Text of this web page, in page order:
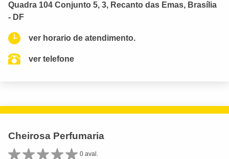
Quadra 104 Conjunto 5, 3, Recanto das Emas, Brasília
- DF
ver horario de atendimento.
ver telefone
Cheirosa Perfumaria
0 aval.